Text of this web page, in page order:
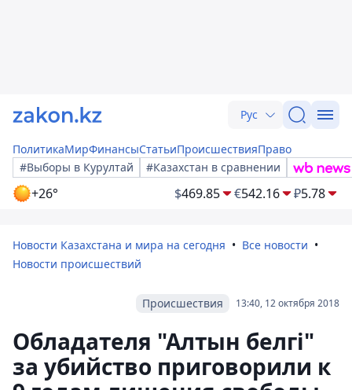
Рус
ПолитикаМирФинансыСтатьиПроисшествияПраво
#Выборы в Курултай
#Казахстан в сравнении
+26° $469.85 €542.16 ₽5.78
Новости Казахстана и мира на сегодня
Все новости
Новости происшествий
13:40, 12 октября 2018
Происшествия
Обладателя "Алтын белгi"
за убийство приговорили к